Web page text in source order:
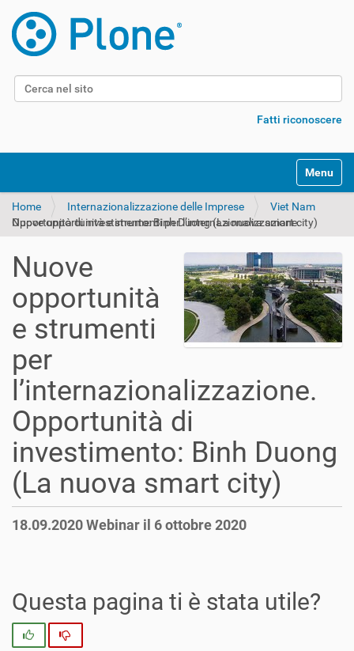
Cerca nel sito
Fatti riconoscere
Alterna
Home Internazionalizzazione delle Imprese
Viet Nam
Nuove opportunità e strumenti per l’internazionalizzazione. Opportunità di investimento: Binh Duong (La nuova smart city)
Nuove
opportunità
e strumenti
per
l’internazionalizzazione.
Opportunità di
investimento: Binh Duong
(La nuova smart city)
18.09.2020 Webinar il 6 ottobre 2020
Questa pagina ti è stata utile?